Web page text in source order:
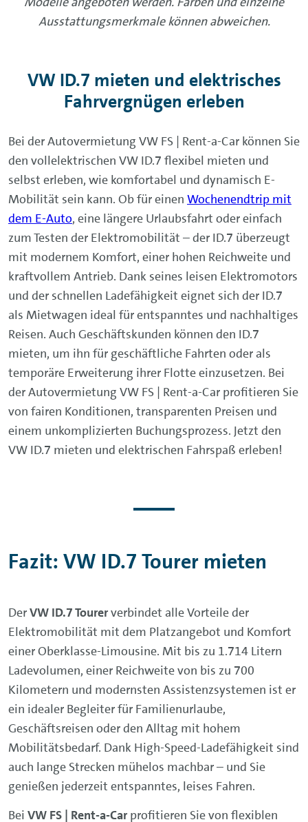
Ausstattungsmerkmale können abweichen.
VW ID.7 mieten und elektrisches
Fahrvergnügen erleben
Bei der Autovermietung VW FS | Rent-a-Car können Sie
den vollelektrischen VW ID.7 flexibel mieten und
selbst erleben, wie komfortabel und dynamisch E-
Mobilität sein kann. Ob für einen Wochenendtrip mit
dem E-Auto, eine längere Urlaubsfahrt oder einfach
zum Testen der Elektromobilität – der ID.7 überzeugt
mit modernem Komfort, einer hohen Reichweite und
kraftvollem Antrieb. Dank seines leisen Elektromotors
und der schnellen Ladefähigkeit eignet sich der ID.7
als Mietwagen ideal für entspanntes und nachhaltiges
Reisen. Auch Geschäftskunden können den ID.7
mieten, um ihn für geschäftliche Fahrten oder als
temporäre Erweiterung ihrer Flotte einzusetzen. Bei
der Autovermietung VW FS | Rent-a-Car profitieren Sie
von fairen Konditionen, transparenten Preisen und
einem unkomplizierten Buchungsprozess. Jetzt den
VW ID.7 mieten und elektrischen Fahrspaß erleben!
Fazit: VW ID.7 Tourer mieten
DerVW ID.7 Tourerverbindet alle Vorteile der
Elektromobilität mit dem Platzangebot und Komfort
einer Oberklasse-Limousine. Mit bis zu 1.714 Litern
Ladevolumen, einer Reichweite von bis zu 700
Kilometern und modernsten Assistenzsystemen ist er
ein idealer Begleiter für Familienurlaube,
Geschäftsreisen oder den Alltag mit hohem
Mobilitätsbedarf. Dank High-Speed-Ladefähigkeit sind
auch lange Strecken mühelos machbar – und Sie
genießen jederzeit entspanntes, leises Fahren.
Bei VW FS | Rent-a-Car profitieren Sie von flexiblen